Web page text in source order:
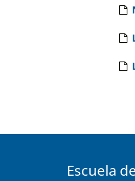
Escuela